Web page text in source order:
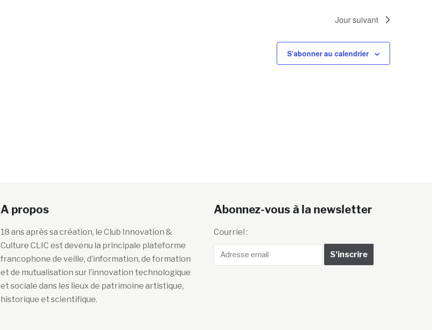
Jour suivant
S’abonner au calendrier
A propos
18 ans après sa création, le Club Innovation &
Culture CLIC est devenu la principale plateforme
francophone de veille, d’information, de formation
et de mutualisation sur l’innovation technologique
et sociale dans les lieux de patrimoine artistique,
historique et scientifique.
Abonnez-vous à la newsletter
Courriel :